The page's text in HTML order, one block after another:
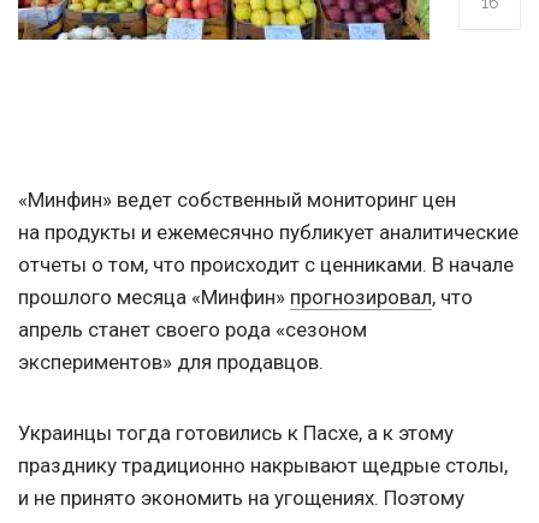
«Минфин» ведет собственный мониторинг цен
на продукты и ежемесячно публикует аналитические
отчеты о том, что происходит с ценниками. В начале
прошлого месяца «Минфин» прогнозировал, что
апрель станет своего рода «сезоном
экспериментов» для продавцов.
Украинцы тогда готовились к Пасхе, а к этому
празднику традиционно накрывают щедрые столы,
и не принято экономить на угощениях. Поэтому